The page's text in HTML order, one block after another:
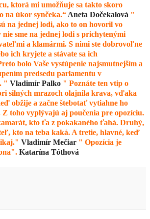
ktorá mi umožňuje sa takto skoro
na úkor synčeka.“ Aneta Dočekalová "
na jednej lodi, ako to on hovoril vo
sme na jednej lodi s prichytenými
a klamármi. S nimi ste dobrovoľne
ich kryjete a stávate sa ich
bolo Vaše vystúpenie najsmutnejším a
predsedu parlamentu v
" Vladimír Palko " Poznáte ten vtip o
silných mrazoch olajnila krava, vďaka
obžije a začne štebotať vytiahne ho
Z toho vyplývajú aj poučenia pre opozíciu.
kto ťa z pokakaného ťahá. Druhý,
kto na teba kaká. A tretie, hlavné, keď
Vladimír Mečiar " Opozícia je
Katarína Tóthová